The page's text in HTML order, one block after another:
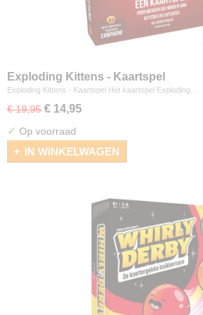
Exploding Kittens - Kaartspel
Exploding Kittens - Kaartspel Het kaartspel Exploding…
€ 19,95 € 14,95
✓ Op voorraad
IN WINKELWAGEN